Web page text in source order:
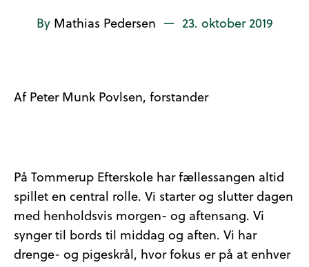
By Mathias Pedersen — 23. oktober 2019
Af Peter Munk Povlsen, forstander
På Tommerup Efterskole har fællessangen altid
spillet en central rolle. Vi starter og slutter dagen
med henholdsvis morgen- og aftensang. Vi
synger til bords til middag og aften. Vi har
drenge- og pigeskrål, hvor fokus er på at enhver